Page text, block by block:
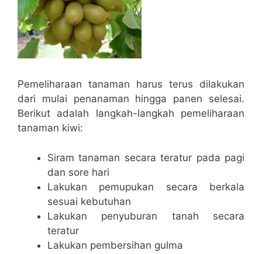
Pemeliharaan tanaman harus terus dilakukan
dari mulai penanaman hingga panen selesai.
Berikut adalah langkah-langkah pemeliharaan
tanaman kiwi:
Siram tanaman secara teratur pada pagi
dan sore hari
Lakukan pemupukan secara berkala
sesuai kebutuhan
Lakukan penyuburan tanah secara
teratur
Lakukan pembersihan gulma